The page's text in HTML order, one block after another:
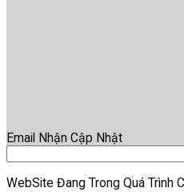
Email Nhận Cập Nhật
WebSite Đang Trong Quá Trình